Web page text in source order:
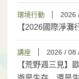
環境行動 2026
【2026國際淨
講座 2026 / 08
【荒野週三見】